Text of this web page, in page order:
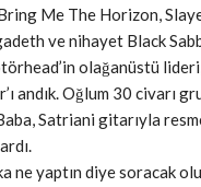
Me The Horizon,
ve nihayet Black
olağanüstü
andık. Oğlum 30 civarı
Satriani gitarıyla
ne yaptın diye soracak